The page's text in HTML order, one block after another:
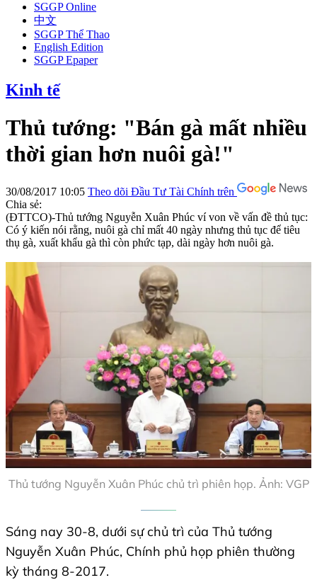
SGGP Online
中文
SGGP Thể Thao
English Edition
SGGP Epaper
Kinh tế
Thủ tướng: "Bán gà mất nhiều
thời gian hơn nuôi gà!"
30/08/2017 10:05 Theo dõi Đầu Tư Tài Chính trên
Chia sẻ:
(ĐTTCO)-Thủ tướng Nguyễn Xuân Phúc ví von về vấn đề thủ tục:
Có ý kiến nói rằng, nuôi gà chỉ mất 40 ngày nhưng thủ tục để tiêu
thụ gà, xuất khẩu gà thì còn phức tạp, dài ngày hơn nuôi gà.
Thủ tướng Nguyễn Xuân Phúc chủ trì phiên họp. Ảnh: VGP
Sáng nay 30-8, dưới sự chủ trì của Thủ tướng
Nguyễn Xuân Phúc, Chính phủ họp phiên thường
kỳ tháng 8-2017.